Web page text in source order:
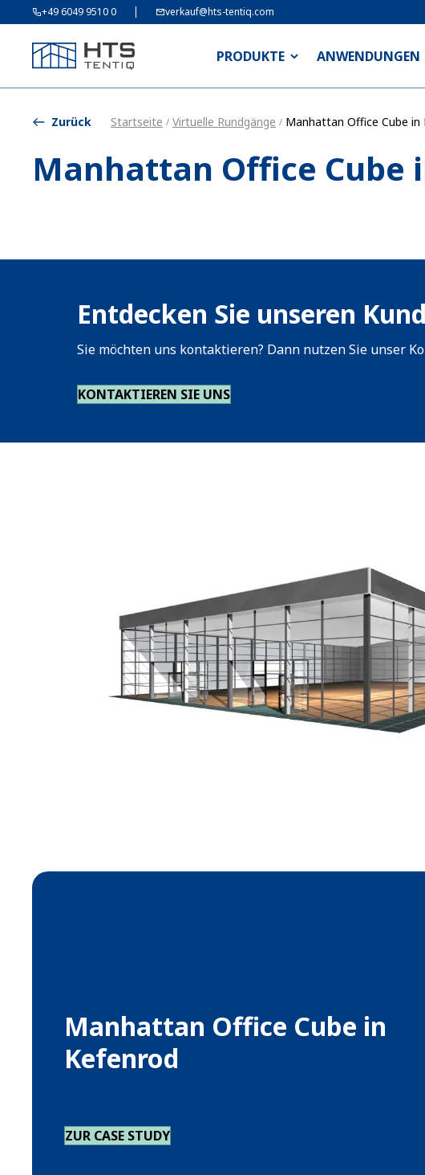
+49 6049 9510 0 verkauf@hts-tentiq.com
PRODUKTE ANWENDUNGEN
Zurück Startseite / Virtuelle Rundgänge / Manhattan Office Cube in
Manhattan Office Cube
Entdecken Sie unseren
Sie möchten uns kontaktieren? Dann nutzen Sie unser
KONTAKTIEREN SIE UNS
Manhattan Office Cube in
Kefenrod
ZUR CASE STUDY